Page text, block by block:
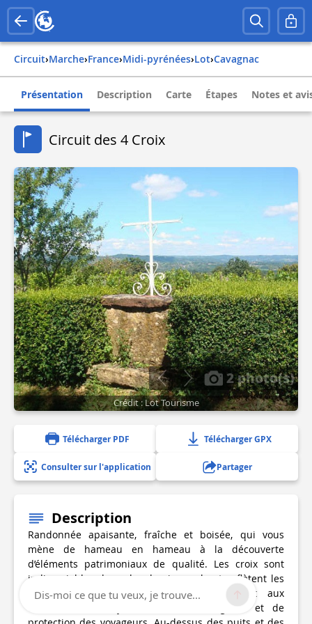
Circuit› Marche› france› midi-pyrénées› lot› cavagnac
Présentation Description Carte Étapes Notes et
Circuit des 4 Croix
2 photo(s)
Crédit : Lot Tourisme
Télécharger PDF Télécharger GPX
Consulter sur l'application Partager
Description
Randonnée apaisante, fraîche et boisée, qui vous
mène de hameau en hameau à la découverte
d’éléments patrimoniaux de qualité. Les croix sont
indissociables du cadre de vie rurale et reflètent les
traditions populaires. Sur les chemins et aux
carrefours, elles jouent le rôle de guide et de
Dis-moi ce que tu veux, je trouve...